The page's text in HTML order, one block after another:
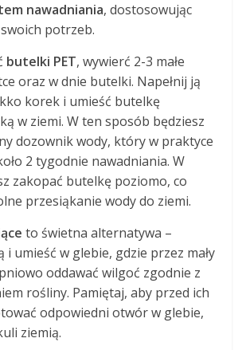
nawadniania, dostosowując
potrzeb.
butelki PET, wywierć 2-3 małe
oraz w dnie butelki. Napełnij ją
korek i umieść butelkę
w ziemi. W ten sposób będziesz
dozownik wody, który w praktyce
2 tygodnie nawadniania. W
zakopać butelkę poziomo, co
przesiąkanie wody do ziemi.
to świetna alternatywa –
i umieść w glebie, gdzie przez mały
oddawać wilgoć zgodnie z
rośliny. Pamiętaj, aby przed ich
odpowiedni otwór w glebie,
ziemią.